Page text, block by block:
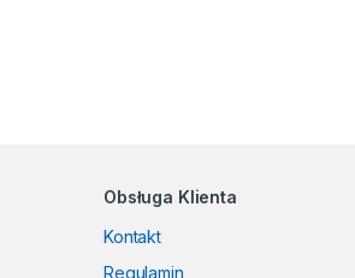
Obsługa Klienta
Kontakt
Regulamin